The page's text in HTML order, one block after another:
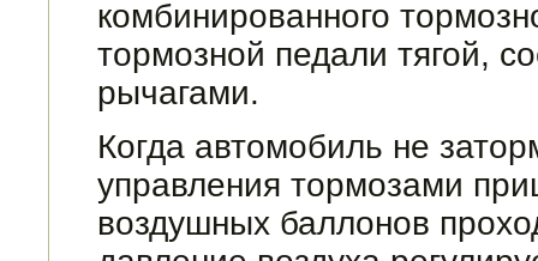
комбинированного
тормозной педали тягой,
рычагами.
Когда автомобиль не
управле­ния тормозами
воздушных бал­лонов